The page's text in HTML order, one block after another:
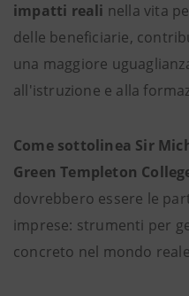
impatti reali nella vita
delle beneficiarie,
una maggiore
all'istruzione e alla
Come sottolinea Sir
Green Templeton
dovrebbero essere le
imprese: strumenti per
concreto nel mondo